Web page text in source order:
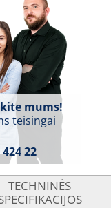
mums!
teisingai
22
TECHNINĖS